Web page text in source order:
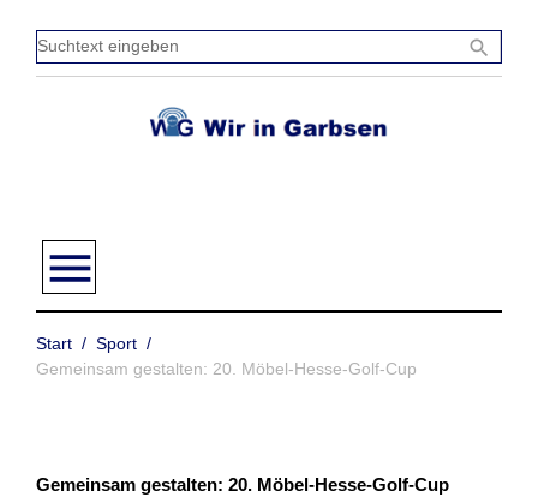
Inhalt
springen
search
menu
Start / Sport /
Gemeinsam gestalten: 20. Möbel-Hesse-Golf-Cup
Gemeinsam gestalten: 20. Möbel-Hesse-Golf-Cup